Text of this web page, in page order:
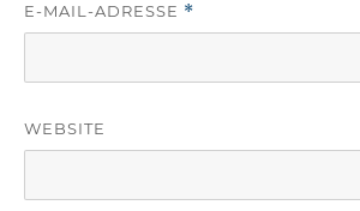
E-MAIL-ADRESSE *
WEBSITE